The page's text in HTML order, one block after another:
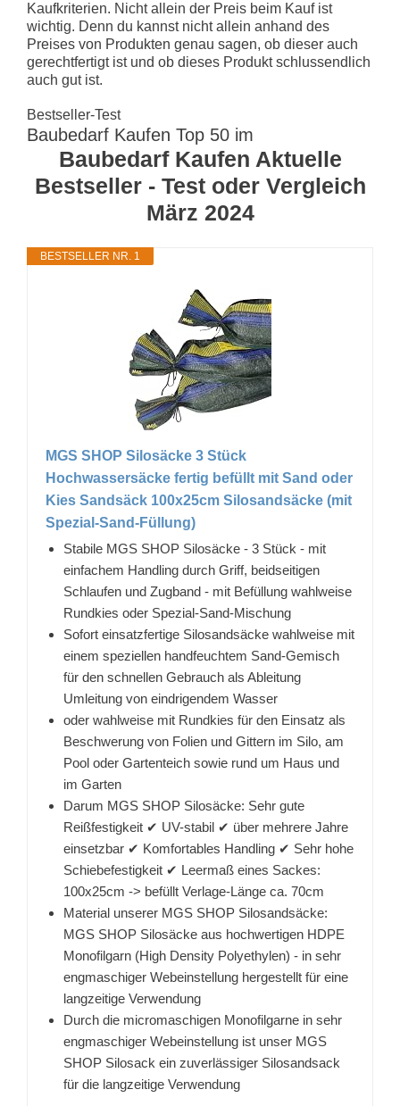
Kaufkriterien. Nicht allein der Preis beim Kauf ist
wichtig. Denn du kannst nicht allein anhand des
Preises von Produkten genau sagen, ob dieser auch
gerechtfertigt ist und ob dieses Produkt schlussendlich
auch gut ist.
Bestseller-Test
Baubedarf Kaufen Top 50 im
Baubedarf Kaufen Aktuelle
Bestseller - Test oder Vergleich
März 2024
BESTSELLER NR. 1
MGS SHOP Silosäcke 3 Stück
Hochwassersäcke fertig befüllt mit Sand oder
Kies Sandsäck 100x25cm Silosandsäcke (mit
Spezial-Sand-Füllung)
Stabile MGS SHOP Silosäcke - 3 Stück - mit
einfachem Handling durch Griff, beidseitigen
Schlaufen und Zugband - mit Befüllung wahlweise
Rundkies oder Spezial-Sand-Mischung
Sofort einsatzfertige Silosandsäcke wahlweise mit
einem speziellen handfeuchtem Sand-Gemisch
für den schnellen Gebrauch als Ableitung
Umleitung von eindrigendem Wasser
oder wahlweise mit Rundkies für den Einsatz als
Beschwerung von Folien und Gittern im Silo, am
Pool oder Gartenteich sowie rund um Haus und
im Garten
Darum MGS SHOP Silosäcke: Sehr gute
Reißfestigkeit ✔ UV-stabil ✔ über mehrere Jahre
einsetzbar ✔ Komfortables Handling ✔ Sehr hohe
Schiebefestigkeit ✔ Leermaß eines Sackes:
100x25cm -> befüllt Verlage-Länge ca. 70cm
Material unserer MGS SHOP Silosandsäcke:
MGS SHOP Silosäcke aus hochwertigen HDPE
Monofilgarn (High Density Polyethylen) - in sehr
engmaschiger Webeinstellung hergestellt für eine
langzeitige Verwendung
Durch die micromaschigen Monofilgarne in sehr
engmaschiger Webeinstellung ist unser MGS
SHOP Silosack ein zuverlässiger Silosandsack
für die langzeitige Verwendung